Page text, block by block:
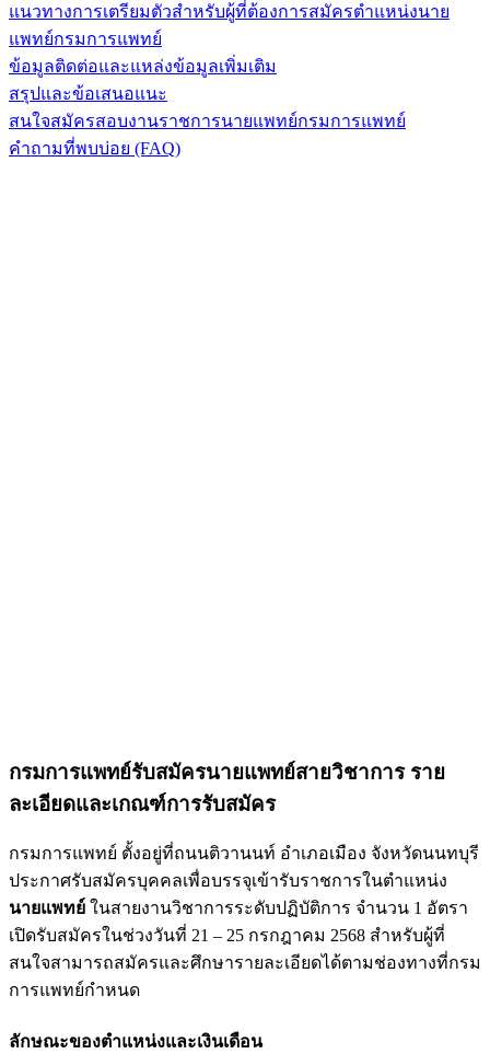
แนวทางการเตรียมตัวสำหรับผู้ที่ต้องการสมัครตำแหน่งนาย
แพทย์กรมการแพทย์
ข้อมูลติดต่อและแหล่งข้อมูลเพิ่มเติม
สรุปและข้อเสนอแนะ
สนใจสมัครสอบงานราชการนายแพทย์กรมการแพทย์
คำถามที่พบบ่อย (FAQ)
กรมการแพทย์รับสมัครนายแพทย์สายวิชาการ ราย
ละเอียดและเกณฑ์การรับสมัคร
กรมการแพทย์ ตั้งอยู่ที่ถนนติวานนท์ อำเภอเมือง จังหวัดนนทบุรี
ประกาศรับสมัครบุคคลเพื่อบรรจุเข้ารับราชการในตำแหน่ง
นายแพทย์ ในสายงานวิชาการระดับปฏิบัติการ จำนวน 1 อัตรา
เปิดรับสมัครในช่วงวันที่ 21 – 25 กรกฎาคม 2568 สำหรับผู้ที่
สนใจสามารถสมัครและศึกษารายละเอียดได้ตามช่องทางที่กรม
การแพทย์กำหนด
ลักษณะของตำแหน่งและเงินเดือน